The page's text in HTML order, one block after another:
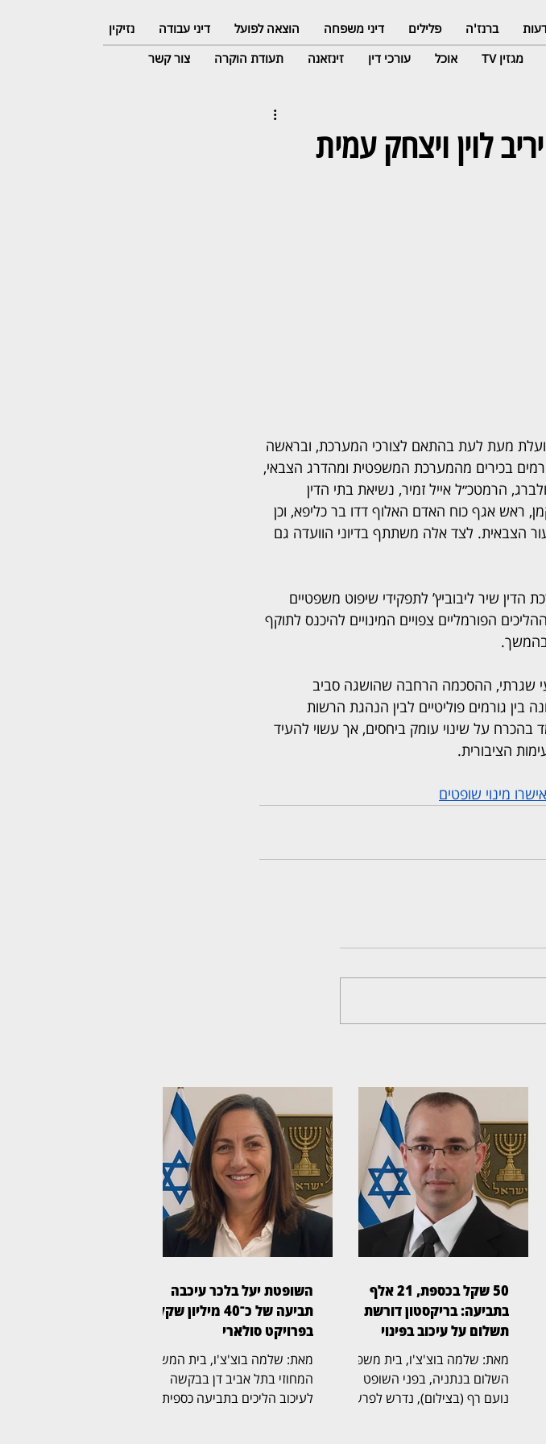
ברנז'ה פלילים דיני משפחה הוצאה לפועל דיני עבודה
נזיקין
מגזין TV אוכל עורכי דין זינזאנה תעודת הוקרה צור קשר
לוין ויצחק עמית
מעת לעת בהתאם לצורכי המערכת, ובראשה
בכירים מהמערכת המשפטית ומהדרג הצבאי,
הרמטכ״ל אייל זמיר, נשיאת בתי הדין
ראש אגף כוח האדם האלוף דדו בר כליפא, וכן
הצבאית. לצד אלה משתתף בדיוני הוועדה גם
שיר ליבוביץ’ לתפקידי שיפוט משפטיים
הפורמליים צפויים המינויים להיכנס לתוקף
שגרתי, ההסכמה הרחבה שהושגה סביב
גורמים פוליטיים לבין הנהגת הרשות
בהכרח על שינוי עומק ביחסים, אך עשוי להעיד
הציבורית.
מינוי שופטים
50 שקל בכספת, 21 אלף
בתביעה: בריקסטון דורשת
תשלום על עיכוב בפינוי
מאת: שלמה בוצ'צ'ו, בית משפט
השלום בנתניה, בפני השופט
נועם רף (בצילום), נדרש לפרשה
השופטת יעל בלכר עיכבה
תביעה של כ־40 מיליון שקל
בפרויקט סולארי
מאת: שלמה בוצ'צ'ו, בית המשפט
המחוזי בתל אביב דן בבקשה
לעיכוב הליכים בתביעה כספית